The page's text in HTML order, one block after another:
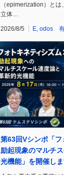
（epimerization）と
立体…
2026/8/5 E odos 有
第63回Vシンポ「フ
励起現象のマルチ
光機能」を開催しま